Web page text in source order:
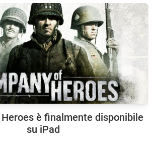
è finalmente disponibile
su iPad